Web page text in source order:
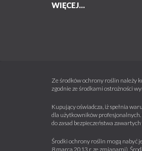
WIĘCEJ...
Ze środków ochrony roślin należy
zgodnie ze środkami ostrożności
Kupujący oświadcza, iż spełnia
dla użytkowników profesjonalnych.
do zasad bezpieczeństwa zawartych
Środki ochrony roślin mogą nabyć
8 marca 2013 r. ze zmianami).